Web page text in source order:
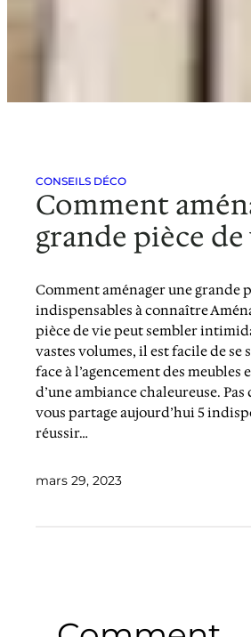
CONSEILS DÉCO
Comment
grande pièce de
Comment aménager une grande
indispensables à connaître
pièce de vie peut sembler
vastes volumes, il est facile de se
face à l’agencement des meubles
d’une ambiance chaleureuse. Pas
vous partage aujourd’hui 5
réussir…
mars 29, 2023